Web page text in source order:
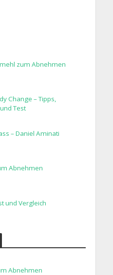
zum Abnehmen
Change – Tipps,
Test
– Daniel Aminati
Abnehmen
und Vergleich
Abnehmen